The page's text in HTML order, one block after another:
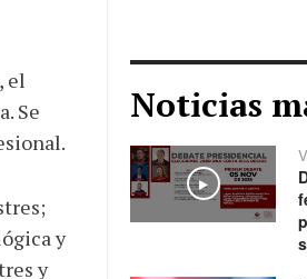
el
Se
y
y
Noticias
Play